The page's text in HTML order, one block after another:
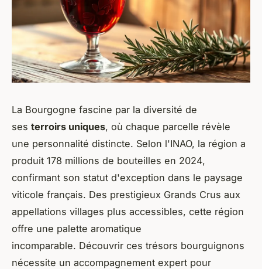
La Bourgogne fascine par la diversité de
ses terroirs uniques, où chaque parcelle révèle
une personnalité distincte. Selon l'INAO, la région a
produit 178 millions de bouteilles en 2024,
confirmant son statut d'exception dans le paysage
viticole français. Des prestigieux Grands Crus aux
appellations villages plus accessibles, cette région
offre une palette aromatique
incomparable. Découvrir ces trésors bourguignons
nécessite un accompagnement expert pour